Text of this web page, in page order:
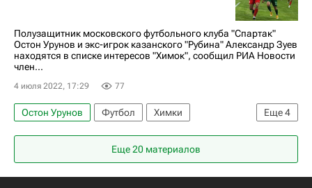
Полузащитник московского футбольного клуба "Спартак"
Остон Урунов и экс-игрок казанского "Рубина" Александр Зуев
находятся в списке интересов "Химок", сообщил РИА Новости
член...
4 июля 2022, 17:29 77
Еще4
Остон Урунов Футбол
Химки
Александр Зуев
Спартак Москва
Рубин
Футбольные трансферы и слухи
Еще 20 материалов